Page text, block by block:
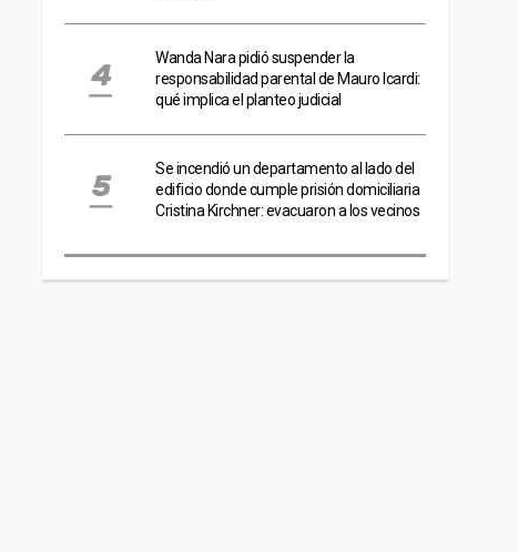
Wanda Nara pidió suspender la
responsabilidad parental de Mauro Icardi:
qué implica el planteo judicial
Se incendió un departamento al lado del
edificio donde cumple prisión domiciliaria
Cristina Kirchner: evacuaron a los vecinos